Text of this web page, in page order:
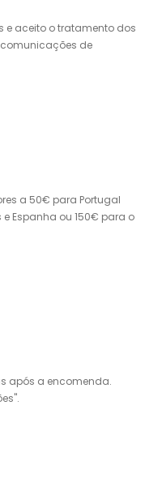
e aceito o tratamento dos
de
a 50€ para Portugal
Espanha ou 150€ para o
após a encomenda.